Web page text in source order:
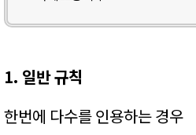
1. 일반 규칙
한번에 다수를 인용하는 경우